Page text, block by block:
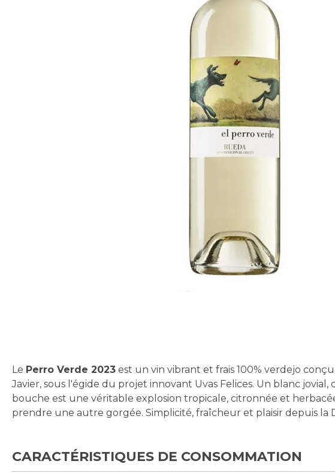
of
the
images
gallery
Le Perro Verde 2023 est un vin vibrant et frais 100% verdejo
Javier, sous l'égide du projet innovant Uvas Felices. Un blanc
bouche est une véritable explosion tropicale, citronnée et
prendre une autre gorgée. Simplicité, fraîcheur et plaisir depuis la
CARACTÉRISTIQUES DE CONSOMMATION